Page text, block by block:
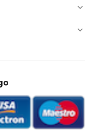

